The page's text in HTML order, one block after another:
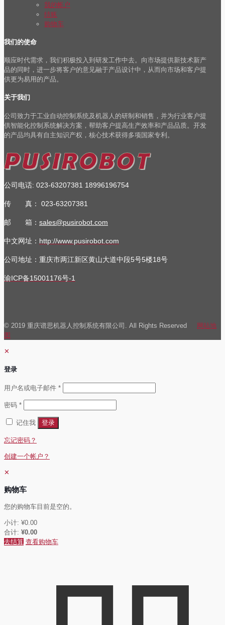
我的帐户
结账
购物车
我们的使命
顺应时代需求，我们积极投入到研发工作中去。向市场提供新技术新产
品的同时，进一步将客户的意见融于产品设计中，从而向市场和客户提
供更为易用的产品。
关于我们
公司致力于工业自动控制系统及机器人的研制和销售，并为行业客户提
供智能化控制系统解决方案，帮助客户提高生产效率和产品品质。开发
的产品均具有自主知识产权，核心技术获得多项国家专利。
公司电话: 023-63207381 18996196754
传 真： 023-63207381
邮 箱： sales@pusirobot.com
中文网址： http://www.pusirobot.com
公司地址 ：重庆市两江新区黄山大道中段5号5楼18号
渝ICP备15001176号-1
© 2019 重庆谱思机器人控制系统有限公司. All Rights Reserved 网站地
图
✕
登录
用户名或电子邮件 *必
密码 *必
记住我
登录
忘记密码？
创建一个帐户？
✕
购物车
您的购物车目前是空的。
小计: ¥0.00
合计: ¥0.00
去结算 查看购物车